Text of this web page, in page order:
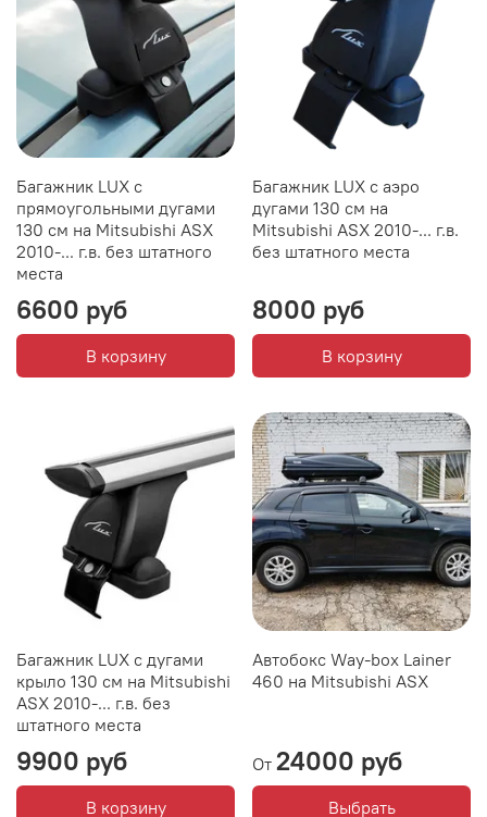
Багажник LUX с
прямоугольными дугами
130 см на Mitsubishi ASX
2010-... г.в. без штатного
места
6600 руб
В корзину
Багажник LUX с аэро
дугами 130 см на
Mitsubishi ASX 2010-... г.в.
без штатного места
8000 руб
В корзину
Багажник LUX с дугами
крыло 130 см на Mitsubishi
ASX 2010-... г.в. без
штатного места
9900 руб
В корзину
Автобокс Way-box Lainer
460 на Mitsubishi ASX
От 24000 руб
Выбрать